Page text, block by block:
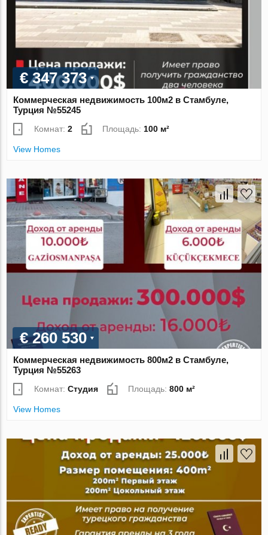
€ 347 373
Коммерческая недвижимость 100м2 в Стамбуле,
Турция №55245
Комнат:2 Площадь: 100 м²
View Homes
€ 260 530
Коммерческая недвижимость 800м2 в Стамбуле,
Турция №55263
Комнат:Студия Площадь:800 м²
View Homes